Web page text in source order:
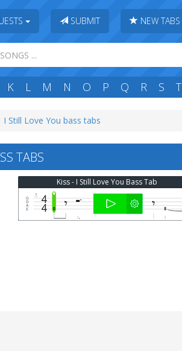
SUBMIT NEW TABS
K L M N O P Q R S T
I Still Love You bass tabs
TABS
Kiss - I Still Love You Bass Tab